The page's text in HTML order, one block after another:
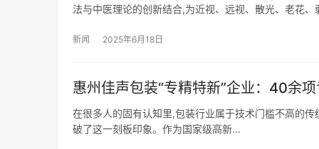
法与中医理论的创新结合,为近视、远视、散光、老花
新闻 2025年6月18日
惠州佳声包装“专精特新”企业：40余
在很多人的固有认知里,包装行业属于技术门槛不高的
破了这一刻板印象。作为国家级高新…